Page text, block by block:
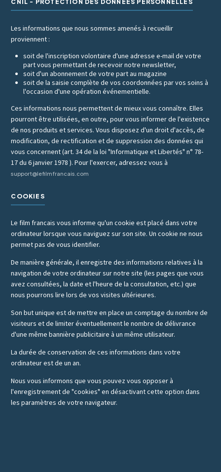
CNIL - PROTECTION DES DONNÉES PERSONNELLES
Les informations que nous sommes amenés à recueillir
proviennent :
soit de l'inscription volontaire d'une adresse e-mail de votre
part vous permettant de recevoir notre newsletter,
soit d'un abonnement de votre part au magazine
soit de la saisie complète de vos coordonnées par vos soins à
l'occasion d'une opération événementielle.
Ces informations nous permettent de mieux vous connaître. Elles
pourront être utilisées, en outre, pour vous informer de l'existence
de nos produits et services. Vous disposez d'un droit d'accès, de
modification, de rectification et de suppression des données qui
vous concernent (art. 34 de la loi "Informatique et Libertés" n° 78-
17 du 6 janvier 1978 ). Pour l'exercer, adressez vous à
support@lefilmfrancais.com
COOKIES
Le film francais vous informe qu'un cookie est placé dans votre
ordinateur lorsque vous naviguez sur son site. Un cookie ne nous
permet pas de vous identifier.
De manière générale, il enregistre des informations relatives à la
navigation de votre ordinateur sur notre site (les pages que vous
avez consultées, la date et l'heure de la consultation, etc.) que
nous pourrons lire lors de vos visites ultérieures.
Son but unique est de mettre en place un comptage du nombre de
visiteurs et de limiter éventuellement le nombre de délivrance
d'une même bannière publicitaire à un même utilisateur.
La durée de conservation de ces informations dans votre
ordinateur est de un an.
Nous vous informons que vous pouvez vous opposer à
l'enregistrement de "cookies" en désactivant cette option dans
les paramètres de votre navigateur.